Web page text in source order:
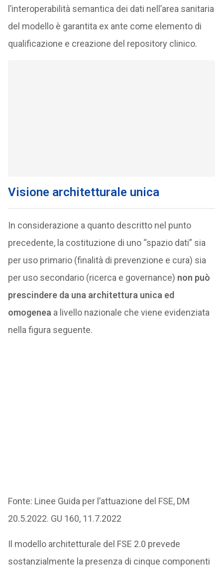
l’interoperabilità semantica dei dati nell’area sanitaria
del modello è garantita ex ante come elemento di
qualificazione e creazione del repository clinico.
Visione architetturale unica
In considerazione a quanto descritto nel punto
precedente, la costituzione di uno “spazio dati” sia
per uso primario (finalità di prevenzione e cura) sia
per uso secondario (ricerca e governance) non può
prescindere da una architettura unica ed
omogenea a livello nazionale che viene evidenziata
nella figura seguente.
Fonte: Linee Guida per l’attuazione del FSE, DM
20.5.2022. GU 160, 11.7.2022
Il modello architetturale del FSE 2.0 prevede
sostanzialmente la presenza di cinque componenti